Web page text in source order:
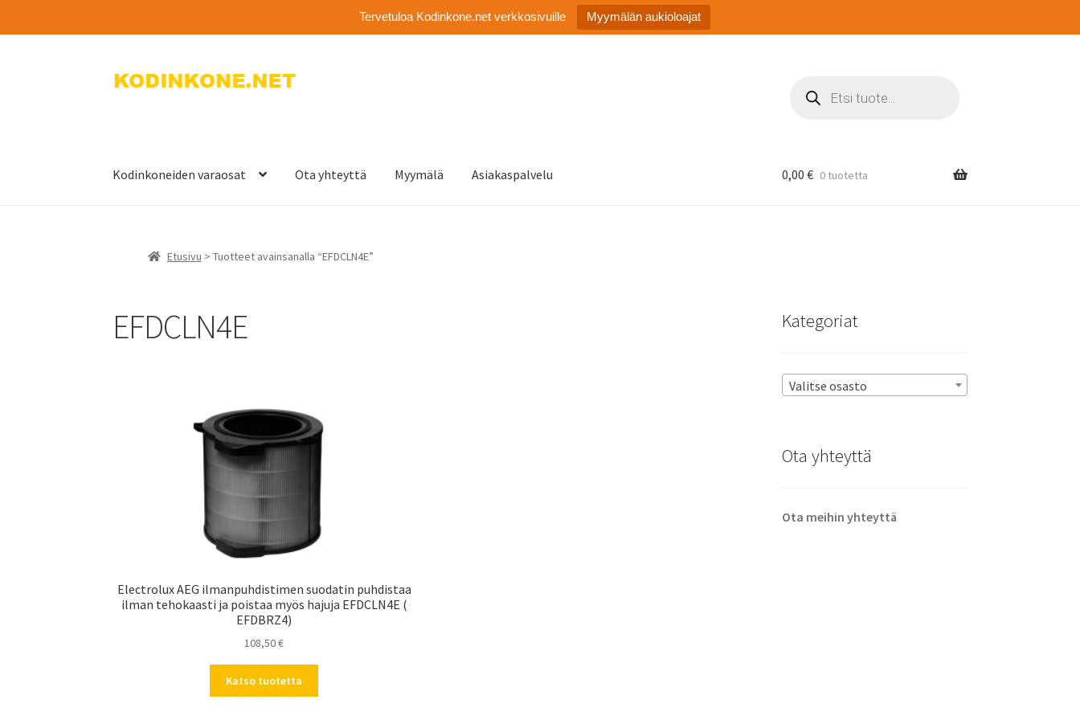
Tervetuloa Kodinkone.net verkkosivuille Myymälän aukioloajat
Siirry
Siirry
search
Kodinkoneiden varaosat Ota yhteyttä Myymälä Asiakaspalvelu 0,00 € 0 tuotetta
Etusivu > Tuotteet avainsanalla “EFDCLN4E”
EFDCLN4E
Electrolux AEG ilmanpuhdistimen suodatin puhdistaa
ilman tehokaasti ja poistaa myös hajuja EFDCLN4E (
EFDBRZ4)
108,50€
Katso tuotetta
Kategoriat
Valitse osasto
Ota yhteyttä
Ota meihin yhteyttä